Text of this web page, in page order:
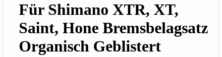
Für Shimano XTR, XT,
Saint, Hone Bremsbelagsatz
Organisch Geblistert